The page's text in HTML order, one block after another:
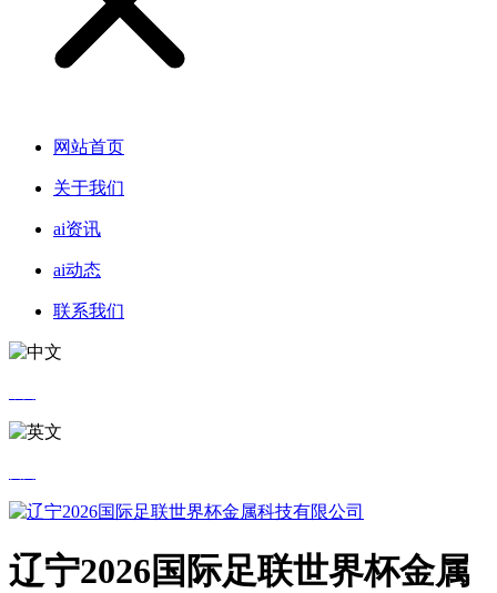
网站首页
关于我们
ai资讯
ai动态
联系我们
辽宁2026国际足联世界杯金属